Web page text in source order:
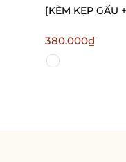
[KÈM KẸP GẤU
380.000₫